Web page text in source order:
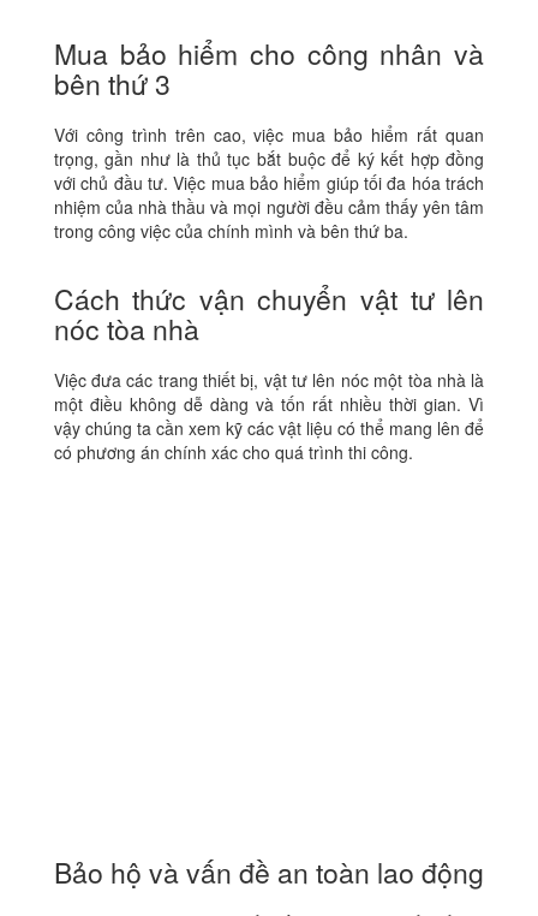
Mua bảo hiểm cho công nhân và
bên thứ 3
Với công trình trên cao, việc mua bảo hiểm rất quan
trọng, gần như là thủ tục bắt buộc để ký kết hợp đồng
với chủ đầu tư. Việc mua bảo hiểm giúp tối đa hóa trách
nhiệm của nhà thầu và mọi người đều cảm thấy yên tâm
trong công việc của chính mình và bên thứ ba.
Cách thức vận chuyển vật tư lên
nóc tòa nhà
Việc đưa các trang thiết bị, vật tư lên nóc một tòa nhà là
một điều không dễ dàng và tốn rất nhiều thời gian. Vì
vậy chúng ta cần xem kỹ các vật liệu có thể mang lên để
có phương án chính xác cho quá trình thi công.
Bảo hộ và vấn đề an toàn lao động